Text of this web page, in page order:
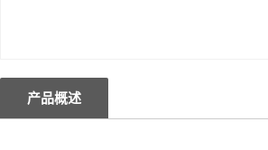
产品概述